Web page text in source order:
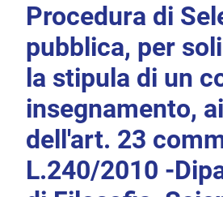
Procedura di
pubblica, per
la stipula di un
insegnamento,
dell'art. 23
L.240/2010 -